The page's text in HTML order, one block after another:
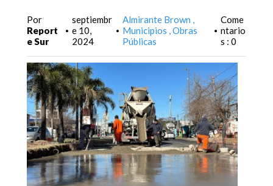
Por
Report
e Sur
•
septiembr
e 10,
2024
•
Almirante Brown
Municipios Obras
Públicas
•
Come
ntario
s : 0